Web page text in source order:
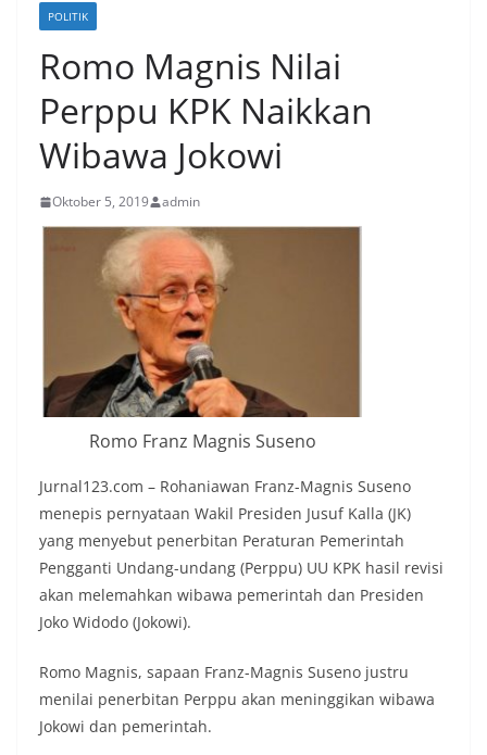
POLITIK
Romo Magnis Nilai
Perppu KPK Naikkan
Wibawa Jokowi
Oktober 5, 2019 admin
Romo Franz Magnis Suseno
Jurnal123.com – Rohaniawan Franz-Magnis Suseno
menepis pernyataan Wakil Presiden Jusuf Kalla (JK)
yang menyebut penerbitan Peraturan Pemerintah
Pengganti Undang-undang (Perppu) UU KPK hasil revisi
akan melemahkan wibawa pemerintah dan Presiden
Joko Widodo (Jokowi).
Romo Magnis, sapaan Franz-Magnis Suseno justru
menilai penerbitan Perppu akan meninggikan wibawa
Jokowi dan pemerintah.